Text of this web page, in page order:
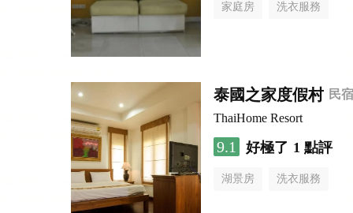
家庭房 洗衣服務
泰國之家度假村 民宿
ThaiHome Resort
9.1 好極了 1 點評
湖景房 洗衣服務